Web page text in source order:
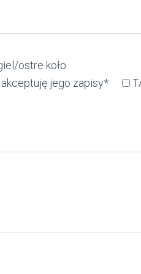
ostre koło
jego zapisy*